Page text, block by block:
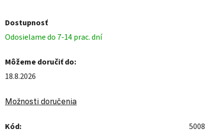
Dostupnosť
Odosielame do 7-14 prac. dní
Môžeme doručiť do:
18.8.2026
Možnosti doručenia
Kód: 5008